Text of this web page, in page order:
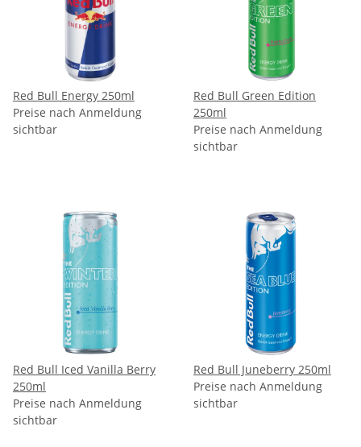
Red Bull Energy 250ml
Preise nach Anmeldung
sichtbar
Red Bull Green Edition
250ml
Preise nach Anmeldung
sichtbar
Red Bull Iced Vanilla Berry
250ml
Preise nach Anmeldung
sichtbar
Red Bull Juneberry 250ml
Preise nach Anmeldung
sichtbar